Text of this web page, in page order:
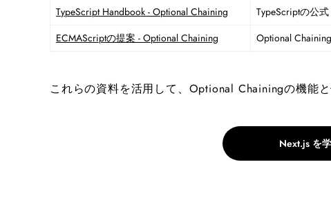
TypeScript Handbook - Optional Chaining
TypeScriptの公
ECMAScriptの提案 - Optional Chaining
Optional
これらの資料を活用して、Optional Chainingの機能
Next.js を